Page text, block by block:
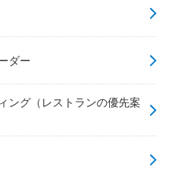
ダー
ング（レストランの優先案